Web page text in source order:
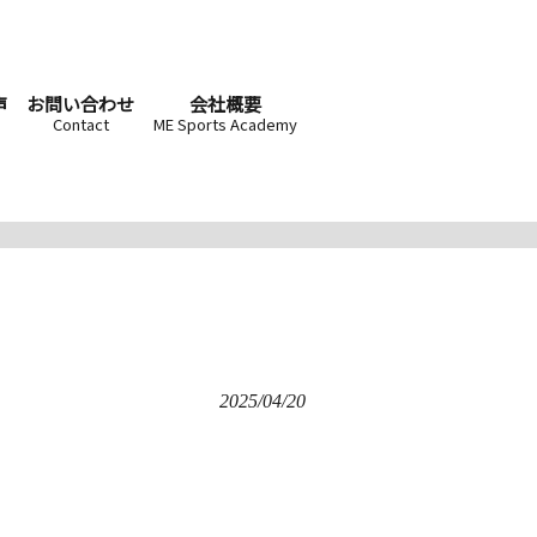
お問い合わせ
Contact
会社概要
ME Sports Academy
2025/04/20